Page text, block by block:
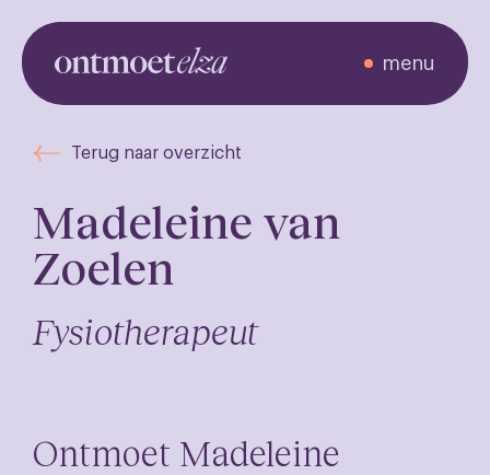
menu
Ontmoet de
Terug naar overzicht
Madeleine van
Zoelen
Fysiotherapeut
Ontmoet Madeleine